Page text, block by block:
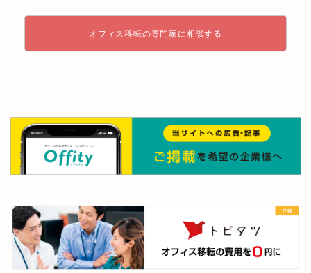
オフィス移転の専門家に相談する